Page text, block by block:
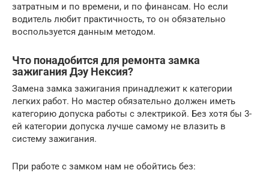
затратным и по времени, и по финансам. Но если
водитель любит практичность, то он обязательно
воспользуется данным методом.
Что понадобится для ремонта замка
зажигания Дэу Нексия?
Замена замка зажигания принадлежит к категории
легких работ. Но мастер обязательно должен иметь
категорию допуска работы с электрикой. Без хотя бы 3-
ей категории допуска лучше самому не влазить в
систему зажигания.
При работе с замком нам не обойтись без: